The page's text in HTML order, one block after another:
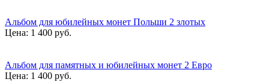
Альбом для юбилейных монет Польши 2 злотых
Цена: 1 400 руб.
Альбом для памятных и юбилейных монет 2 Евро
Цена: 1 400 руб.